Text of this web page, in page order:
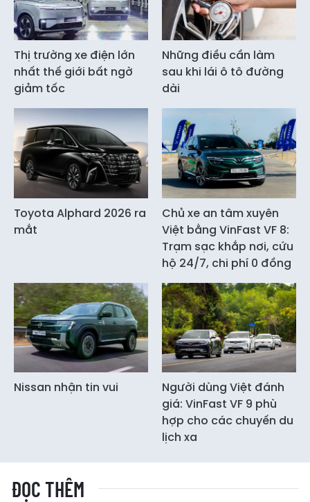
Thị trường xe điện lớn
nhất thế giới bất ngờ
giảm tốc
Những điều cần làm
sau khi lái ô tô đường
dài
Toyota Alphard 2026 ra
mắt
Chủ xe an tâm xuyên
Việt bằng VinFast VF 8:
Trạm sạc khắp nơi, cứu
hộ 24/7, chi phí 0 đồng
Nissan nhận tin vui
Người dùng Việt đánh
giá: VinFast VF 9 phù
hợp cho các chuyến du
lịch xa
ĐỌC THÊM